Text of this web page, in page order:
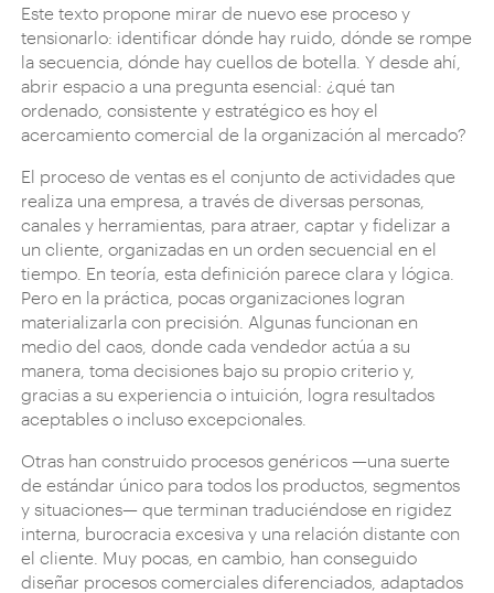
Este texto propone mirar de nuevo ese proceso y
tensionarlo: identificar dónde hay ruido, dónde se rompe
la secuencia, dónde hay cuellos de botella. Y desde ahí,
abrir espacio a una pregunta esencial: ¿qué tan
ordenado, consistente y estratégico es hoy el
acercamiento comercial de la organización al mercado?
El proceso de ventas es el conjunto de actividades que
realiza una empresa, a través de diversas personas,
canales y herramientas, para atraer, captar y fidelizar a
un cliente, organizadas en un orden secuencial en el
tiempo. En teoría, esta definición parece clara y lógica.
Pero en la práctica, pocas organizaciones logran
materializarla con precisión. Algunas funcionan en
medio del caos, donde cada vendedor actúa a su
manera, toma decisiones bajo su propio criterio y,
gracias a su experiencia o intuición, logra resultados
aceptables o incluso excepcionales.
Otras han construido procesos genéricos —una suerte
de estándar único para todos los productos, segmentos
y situaciones— que terminan traduciéndose en rigidez
interna, burocracia excesiva y una relación distante con
el cliente. Muy pocas, en cambio, han conseguido
diseñar procesos comerciales diferenciados, adaptados